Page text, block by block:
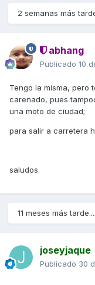
2 semanas más
abhang
Publicado 10
Tengo la misma, pero
carenado, pues
una moto de ciudad;
para salir a carretera
saludos.
11 meses más tarde...
joseyjaque
Publicado 30